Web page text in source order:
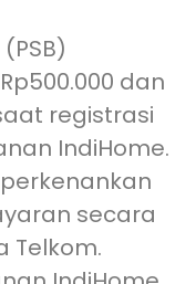
dan
registrasi
IndiHome.
secara
Telkom.